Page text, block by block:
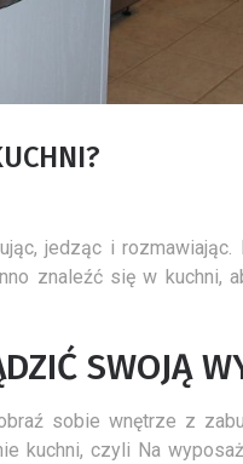
jedząc i
znaleźć się w kuchni,
SWOJĄ
sobie wnętrze z
kuchni, czyli Na